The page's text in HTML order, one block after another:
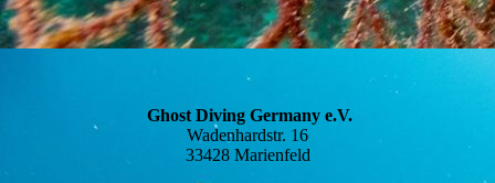
Ghost Diving Germany e.V.
Wadenhardstr. 16
33428 Marienfeld